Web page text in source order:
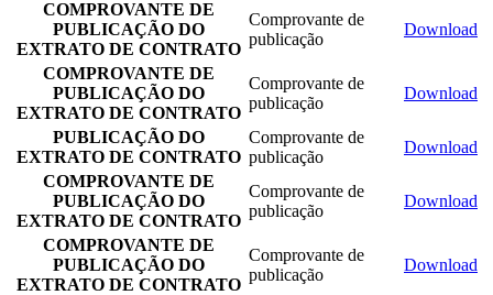
COMPROVANTE DE
PUBLICAÇÃO DO
EXTRATO DE CONTRATO
Comprovante de
publicação
Download
COMPROVANTE DE
PUBLICAÇÃO DO
EXTRATO DE CONTRATO
Comprovante de
publicação
Download
PUBLICAÇÃO DO
EXTRATO DE CONTRATO
Comprovante de
publicação
Download
COMPROVANTE DE
PUBLICAÇÃO DO
EXTRATO DE CONTRATO
Comprovante de
publicação
Download
COMPROVANTE DE
PUBLICAÇÃO DO
EXTRATO DE CONTRATO
Comprovante de
publicação
Download